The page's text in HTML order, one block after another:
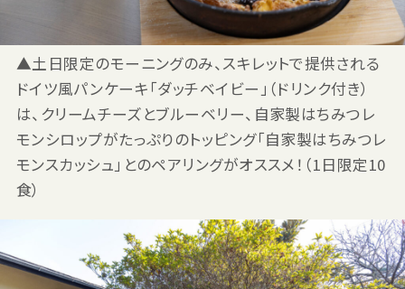
▲土日限定のモーニングのみ、スキレットで提供される
ドイツ風パンケーキ「ダッチベイビー」（ドリンク付き）
は、クリームチーズとブルーベリー、自家製はちみつレ
モンシロップがたっぷりのトッピング「自家製はちみつレ
モンスカッシュ」とのペアリングがオススメ！（1日限定10
食）